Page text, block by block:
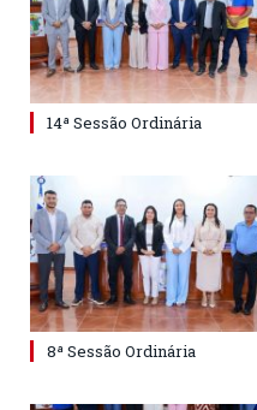
14ª Sessão Ordinária
8ª Sessão Ordinária